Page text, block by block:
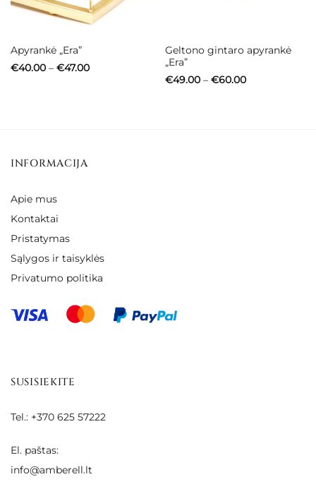
Apyrankė „Era”
€40.00 – €47.00Price
Geltono gintaro apyrankė
„Era”
€49.00 – €60.00Price
INFORMACIJA
Apie mus
Kontaktai
Pristatymas
Sąlygos ir taisyklės
Privatumo politika
SUSISIEKITE
Tel.: +370 625 57222
El. paštas:
info@amberell.lt